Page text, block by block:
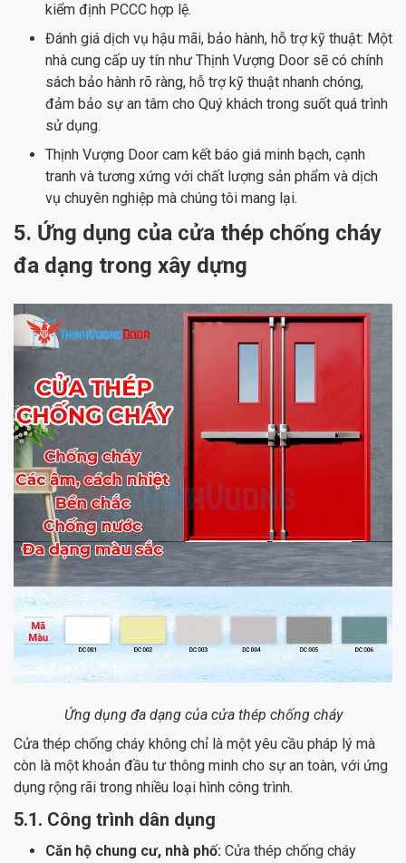
kiểm định PCCC hợp lệ.
Đánh giá dịch vụ hậu mãi, bảo hành, hỗ trợ kỹ thuật: Một
nhà cung cấp uy tín như Thịnh Vượng Door sẽ có chính
sách bảo hành rõ ràng, hỗ trợ kỹ thuật nhanh chóng,
đảm bảo sự an tâm cho Quý khách trong suốt quá trình
sử dụng.
Thịnh Vượng Door cam kết báo giá minh bạch, cạnh
tranh và tương xứng với chất lượng sản phẩm và dịch
vụ chuyên nghiệp mà chúng tôi mang lại.
5. Ứng dụng của cửa thép chống cháy
đa dạng trong xây dựng
Ứng dụng đa dạng của cửa thép chống cháy
Cửa thép chống cháy không chỉ là một yêu cầu pháp lý mà
còn là một khoản đầu tư thông minh cho sự an toàn, với ứng
dụng rộng rãi trong nhiều loại hình công trình.
5.1. Công trình dân dụng
Căn hộ chung cư, nhà phố: Cửa thép chống cháy